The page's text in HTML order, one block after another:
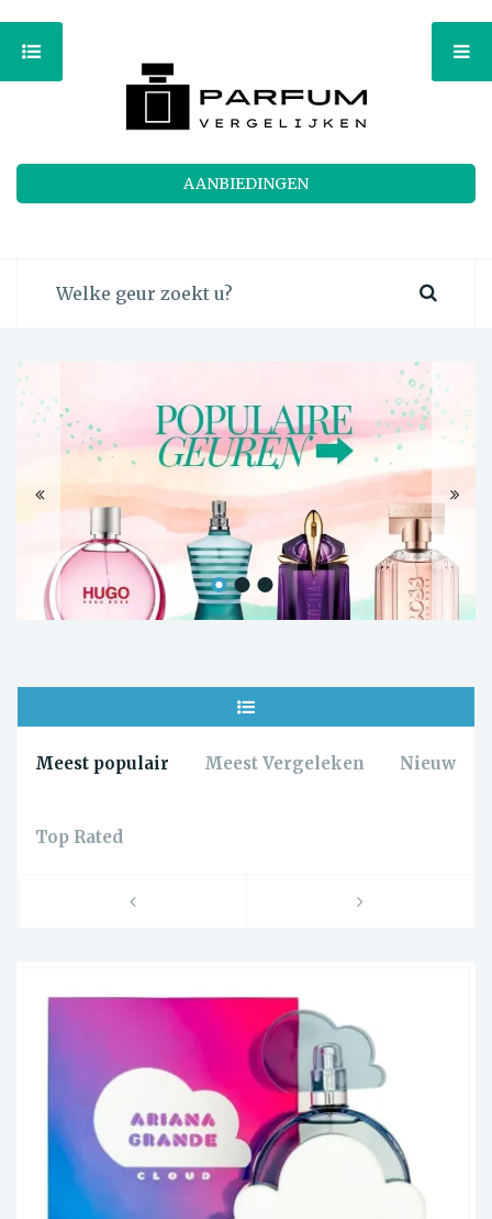
AANBIEDINGEN
Meest populair Meest Vergeleken Nieuw
Top Rated